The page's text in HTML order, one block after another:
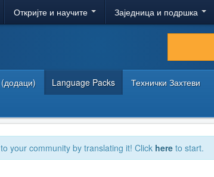
Откријте и научите Заједница и подршка
(додаци) Language Packs Технички Захтеви
your community by translating it! Click here to start.